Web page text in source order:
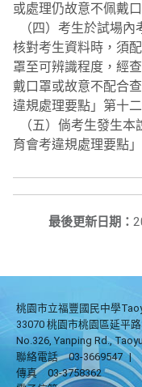
或處理仍故意不佩戴
（四）考生於試場內
核對考生資料時，須
罩至可辨識程度，經
戴口罩或故意不配合
違規處理要點」第十
（五）倘考生發生本
育會考違規處理要點
最後更新日期：
桃園市立福豐國民中學
33070 桃園市桃園區延平
No.326, Yanping Rd.,
聯絡電話
03-3669547 |
傳真
03-3758362